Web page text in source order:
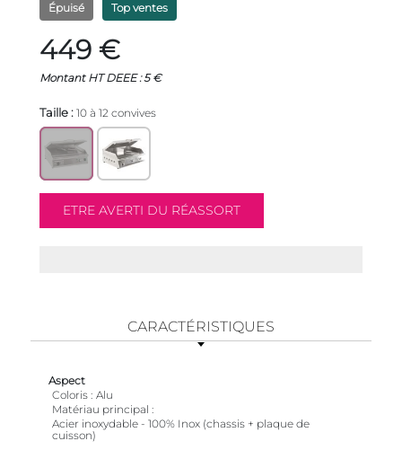
Épuisé Top ventes
449 €
Montant HT DEEE : 5 €
Taille : 10 à 12 convives
CARACTÉRISTIQUES
Aspect
Coloris Alu
Matériau principal
Acier inoxydable - 100% Inox (chassis + plaque de
cuisson)